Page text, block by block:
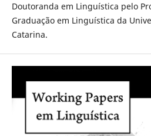
Doutoranda em Linguística pelo
Graduação em Linguística da
Catarina.